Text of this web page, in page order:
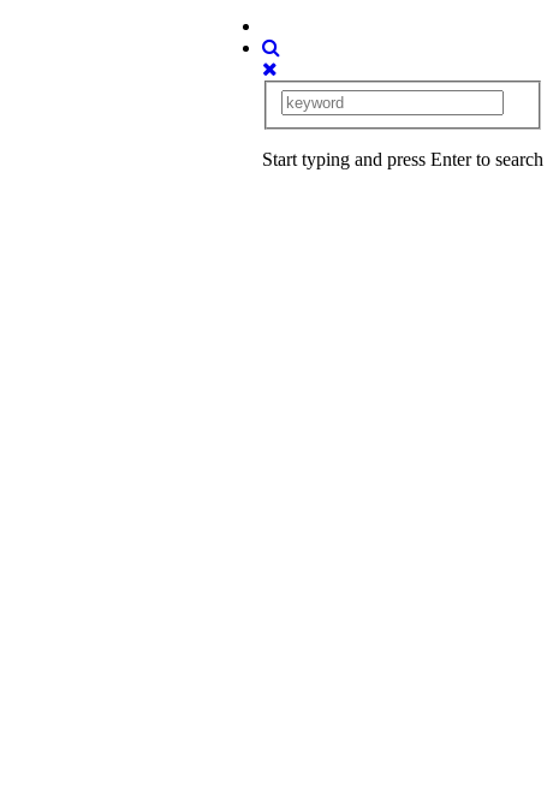
Start typing and press Enter to search